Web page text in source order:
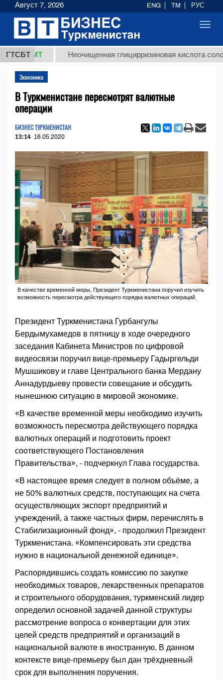
ГТСБТ Неочищенная глицирризиновая кислота
Экономика
В Туркменистане пересмотрят валютные
операции
БИЗНЕС ТУРКМЕНИСТАН
13:14 16.05.2020
В качестве временной меры, Президент Туркменистана поручил изучить
возможность пересмотра действующего порядка валютных операций.
Президент Туркменистана Гурбангулы
Бердымухамедов в пятницу в ходе очередного
заседания Кабинета Министров по цифровой
видеосвязи поручил вице-премьеру Гадыргельди
Мушшикову и главе Центрального банка Мердану
Аннадурдыеву провести совещание и обсудить
нынешнюю ситуацию в мировой экономике.
«В качестве временной меры необходимо изучить
возможность пересмотра действующего порядка
валютных операций и подготовить проект
соответствующего Постановления
Правительства», - подчеркнул Глава государства.
«В настоящее время следует в полном объёме, а
не 50% валютных средств, поступающих на счета
осуществляющих экспорт предприятий и
учреждений, а также частных фирм, перечислять в
Стабилизационный фонд», - продолжил Президент
Туркменистана. «Компенсировать эти средства
нужно в национальной денежной единице».
Распорядившись создать комиссию по закупке
необходимых товаров, лекарственных препаратов
и строительного оборудования, туркменский лидер
определил основной задачей данной структуры
рассмотрение вопроса о конвертации для этих
целей средств предприятий и организаций в
национальной валюте в иностранную. В данном
контексте вице-премьеру был дан трёхдневный
срок для выполнения поручения.
Август 7, 2026 ENG TM РУС